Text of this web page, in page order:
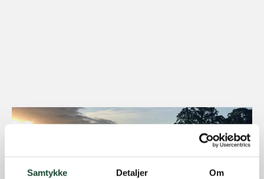
Samtykke Detaljer Om